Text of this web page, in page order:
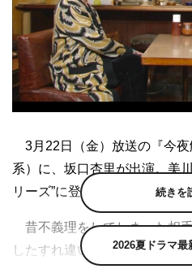
3月22日（金）放送の『今
系）に、坂口杏里が出演。美
リーズ”に登場する。
昔不義理をしてしまった相
したすれ違いで会わなくなっ
続きを
2026夏ドラマ最